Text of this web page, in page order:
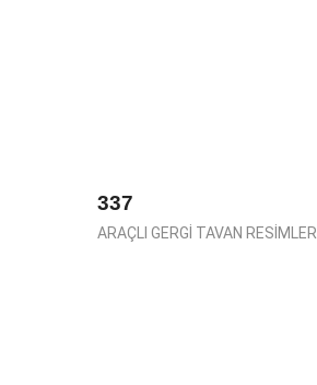
337
ARAÇLI GERGİ TAVAN RESİMLERİ